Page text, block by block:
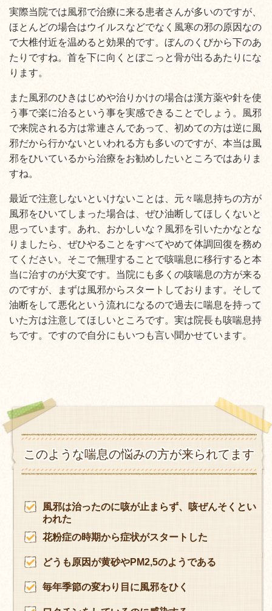
実際当院では風邪で治療に来る患者さんが多いのですが、
ほとんどの場合はウイルスなどでなく風寒の邪の原因なの
で大椎付近を温めると効果的です。ぼんのくびから下のあ
たりですね。首を下に向くとぼこっと骨が出るあたりにな
ります。
また風邪のひきはじめや治りかけの場合は漢方薬や針を使
う事で楽に治るという事を実感できることでしょう。風邪
で来院される方は常連さんであって、初めての方は逆に風
邪だから行かないといわれる方も多いのですが、本当は風
邪をひいているから治療をお勧めしたいところではありま
すね。
最近で注意しないといけないことは、元々喘息持ちの方が
風邪をひいてしまった場合は、ぜひ油断してほしくないと
思っています。あれ、おかしいな？風邪を引いたかなとな
りましたら、ぜひやることをすべてやめて体調回復を務め
てください。そこで無理することで咳喘息に移行すると本
当に治すのが大変です。当院にも多くの咳喘息の方が来る
のですが、まずは風邪からスタートしております。そして
油断をして悪化という流れになるので過去に喘息を持って
いた方は注意してほしいところです。実は院長も咳喘息持
ちです。ですので自分にもいつも言い聞かせています。
このような喘息の悩みの方が来られてます
風邪は治ったのに咳が止まらず、咳ぜんそくとい
われた
花粉症の時期から症状がスタートした
どうも原因が黄砂やPM2,5のようである
毎年季節の変わり目に風邪をひく